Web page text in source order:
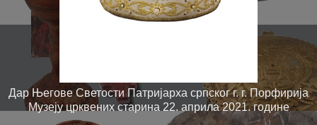
Дар Његове Светости Патријарха српског г. г. Порфирија
Музеју црквених старина 22. априла 2021. године